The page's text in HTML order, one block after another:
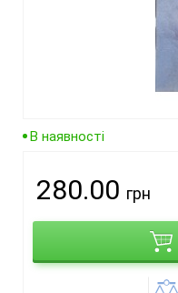
В наявності
280.00 грн